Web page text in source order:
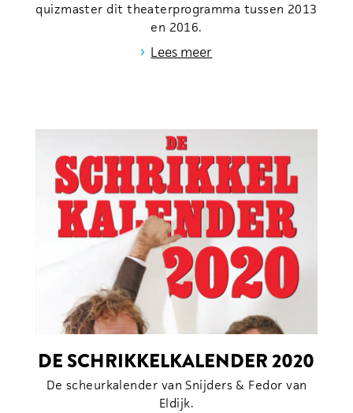
quizmaster dit theaterprogramma tussen 2013
en 2016.
› Lees meer
DE SCHRIKKELKALENDER 2020
De scheurkalender van Snijders & Fedor van
Eldijk.